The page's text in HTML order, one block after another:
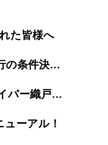
た皆様へ
プレミアグループ、初となる社債発行の条件決定、及び個人投資家向け「カープレミア債」の発...
プレミアグループ、レーシングドライバー織戸茉彩選手とのスポンサー契約を更新
ーアル！